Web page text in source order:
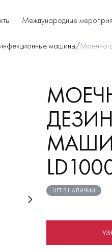
Международные
машины/Моечно-
НЕТ В НАЛИЧИИ